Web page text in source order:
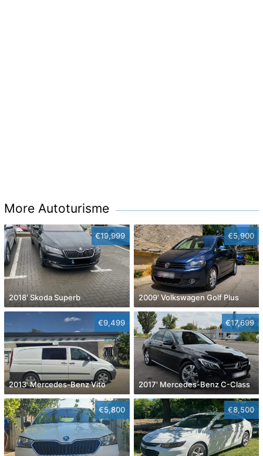
More Autoturisme
€19,999
2018' Skoda Superb
€5,900
2009' Volkswagen Golf Plus
€9,499
2013' Mercedes-Benz Vito
€17,699
2017' Mercedes-Benz C-Class
€5,800 €8,500